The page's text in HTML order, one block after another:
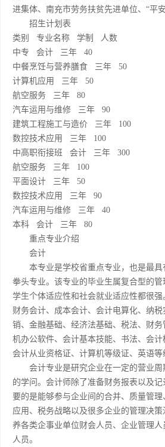
进集体、南充市劳务扶贫先进单位、“平安
招生计划表
类别 专业名称 学制 人数
中专 会计 三年 40
中餐烹饪与营养膳食 三年 50
计算机应用 三年 50
航空服务 三年 80
汽车运用与维修 三年 90
建筑工程施工与造价 三年 100
数控技术应用 三年 100
中高职衔接班 会计 三年 300
航空服务 三年 100
平面设计 三年 50
数控技术应用 三年 90
汽车运用与维修 三年 40
本科 会计 三年 80
重点专业介绍
会计
本专业是学校省重点专业，也是最具
拳头专业。该专业的毕业生属复合型的管
学生个体适应性和社会就业适应性都很强
财务会计、成本会计、会计电算化、纳
销、金融基础、经济法基础、税法、财
机办公软件、会计基本技能、书法、会计
会计从业资格证、计算机等级证、英语等
会计专业是研究企业在一定的营业周
的学问。会计师除了准备财务报表以及
要的是能够参与企业间的合并、质量管
应用、税务战略以及很多企业的管理决
养各类企事业单位财会人员、企业管理
人员。